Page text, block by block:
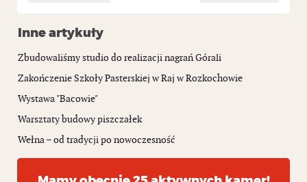
Inne artykuły
Zbudowaliśmy studio do realizacji nagrań Górali
Zakończenie Szkoły Pasterskiej w Raj w Rozkochowie
Wystawa "Bacowie"
Warsztaty budowy piszczałek
Wełna – od tradycji po nowoczesność